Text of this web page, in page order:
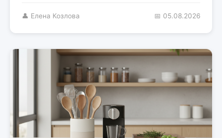
👤 Елена Козлова 📅 05.08.2026